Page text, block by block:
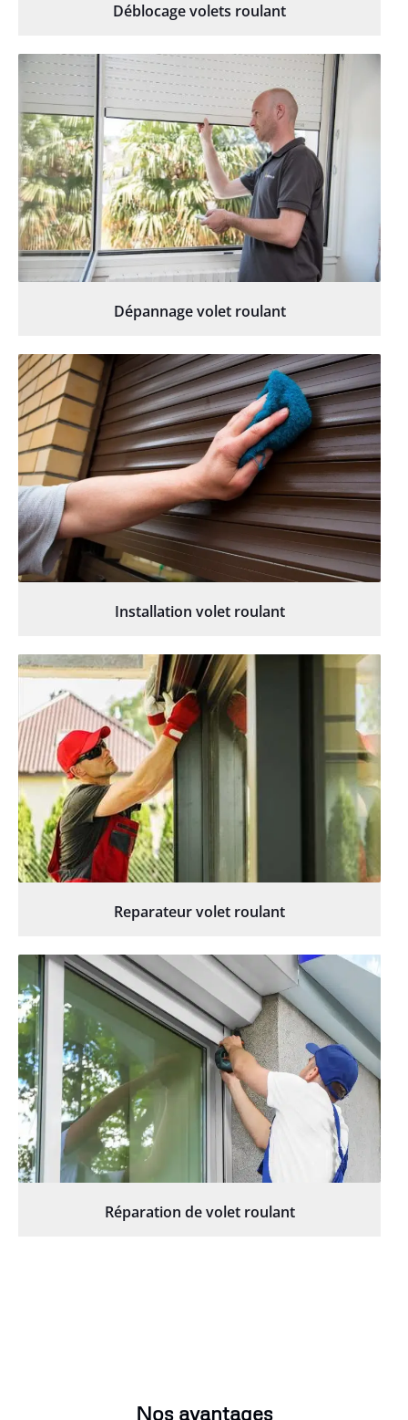
Déblocage volets roulant
Dépannage volet roulant
Installation volet roulant
Reparateur volet roulant
Réparation de volet roulant
Nos avantages